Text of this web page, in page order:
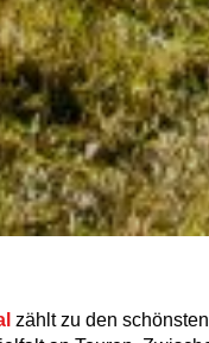
zählt zu den